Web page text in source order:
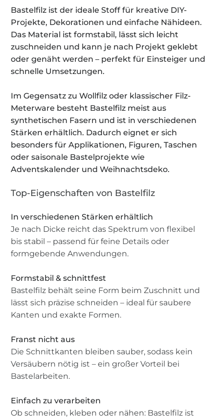
Bastelfilz ist der ideale Stoff für kreative DIY-
Projekte, Dekorationen und einfache Nähideen.
Das Material ist formstabil, lässt sich leicht
zuschneiden und kann je nach Projekt geklebt
oder genäht werden – perfekt für Einsteiger und
schnelle Umsetzungen.
Im Gegensatz zu Wollfilz oder klassischer Filz-
Meterware besteht Bastelfilz meist aus
synthetischen Fasern und ist in verschiedenen
Stärken erhältlich. Dadurch eignet er sich
besonders für Applikationen, Figuren, Taschen
oder saisonale Bastelprojekte wie
Adventskalender und Weihnachtsdeko.
Top-Eigenschaften von Bastelfilz
In verschiedenen Stärken erhältlich
Je nach Dicke reicht das Spektrum von flexibel
bis stabil – passend für feine Details oder
formgebende Anwendungen.
Formstabil & schnittfest
Bastelfilz behält seine Form beim Zuschnitt und
lässt sich präzise schneiden – ideal für saubere
Kanten und exakte Formen.
Franst nicht aus
Die Schnittkanten bleiben sauber, sodass kein
Versäubern nötig ist – ein großer Vorteil bei
Bastelarbeiten.
Einfach zu verarbeiten
Ob schneiden, kleben oder nähen: Bastelfilz ist